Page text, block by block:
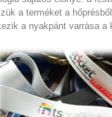
a terméket a
a nyakpánt varrása a